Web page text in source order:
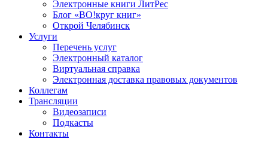
Электронные книги ЛитРес
Блог «ВО!круг книг»
Открой Челябинск
Услуги
Перечень услуг
Электронный каталог
Виртуальная справка
Электронная доставка правовых документов
Коллегам
Трансляции
Видеозаписи
Подкасты
Контакты